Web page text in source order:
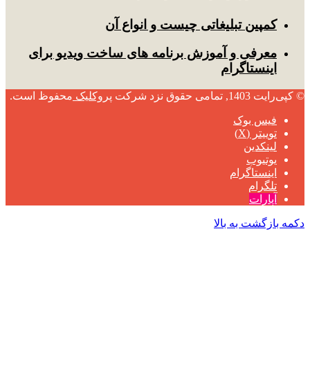
کمپین تبلیغاتی چیست و انواع آن
معرفی و آموزش برنامه های ساخت ویدیو برای
اینستاگرام
© کپی‌رایت 1403, تمامی حقوق نزد شرکت پروکلیک محفوظ است.
فیس بوک
توییتر (X)
لینکدین
یوتیوب
اینستاگرام
تلگرام
آپارات
دکمه بازگشت به بالا